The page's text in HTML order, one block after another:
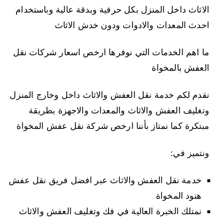
الاثاث داخل المنزل بكل حرفية وبدقة عالية وباستخدام
احدث المعدات والادوات ودون خدش الاثاث
ما اهم الخدمات التي نوفرها ارخص اسعار شركات نقل
العفش بالمخواة
نقدم لكم خدمة نقل العفش والاثاث داخل وخارج المنزل
وتغليف العفش والاثاث والمعدات والاجهزة بطريقة
مبتكرة كما نمتاز بأننا ارخص شركة نقل عفش المخواة
ونتميز في:
خدمة نقل العفش والاثاث عبر افضل فريق نقل عفش
هنود المخواة
نمتلك الخبرة العالية في فك وتغليف العفش والاثاث